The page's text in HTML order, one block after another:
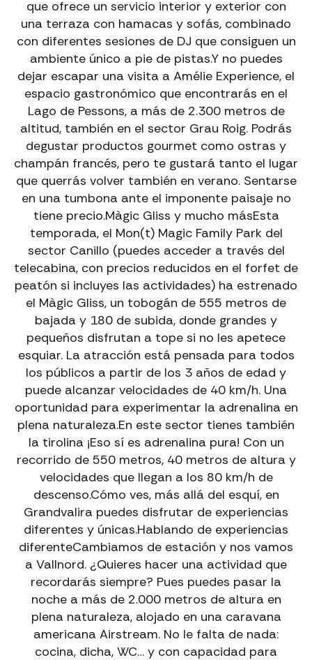
que ofrece un servicio interior y exterior con
una terraza con hamacas y sofás, combinado
con diferentes sesiones de DJ que consiguen un
ambiente único a pie de pistas.Y no puedes
dejar escapar una visita a Amélie Experience, el
espacio gastronómico que encontrarás en el
Lago de Pessons, a más de 2.300 metros de
altitud, también en el sector Grau Roig. Podrás
degustar productos gourmet como ostras y
champán francés, pero te gustará tanto el lugar
que querrás volver también en verano. Sentarse
en una tumbona ante el imponente paisaje no
tiene precio.Màgic Gliss y mucho másEsta
temporada, el Mon(t) Magic Family Park del
sector Canillo (puedes acceder a través del
telecabina, con precios reducidos en el forfet de
peatón si incluyes las actividades) ha estrenado
el Màgic Gliss, un tobogán de 555 metros de
bajada y 180 de subida, donde grandes y
pequeños disfrutan a tope si no les apetece
esquiar. La atracción está pensada para todos
los públicos a partir de los 3 años de edad y
puede alcanzar velocidades de 40 km/h. Una
oportunidad para experimentar la adrenalina en
plena naturaleza.En este sector tienes también
la tirolina ¡Eso sí es adrenalina pura! Con un
recorrido de 550 metros, 40 metros de altura y
velocidades que llegan a los 80 km/h de
descenso.Cómo ves, más allá del esquí, en
Grandvalira puedes disfrutar de experiencias
diferentes y únicas.Hablando de experiencias
diferenteCambiamos de estación y nos vamos
a Vallnord. ¿Quieres hacer una actividad que
recordarás siempre? Pues puedes pasar la
noche a más de 2.000 metros de altura en
plena naturaleza, alojado en una caravana
americana Airstream. No le falta de nada:
cocina, dicha, WC… y con capacidad para
EXPERIENCIAS PIC NEGRE · ANDORRA
VIVE TUEXPERIENCIAEN LA MONTAÑA
ALQUILER DE BICICLETAS EN ANDORRA Y LA
MOLINA
DH Santa Cruz, Ebikes, Eroad, Road y Gravel para
todos los niveles y experiencias.
Alquiler Bicicletas →